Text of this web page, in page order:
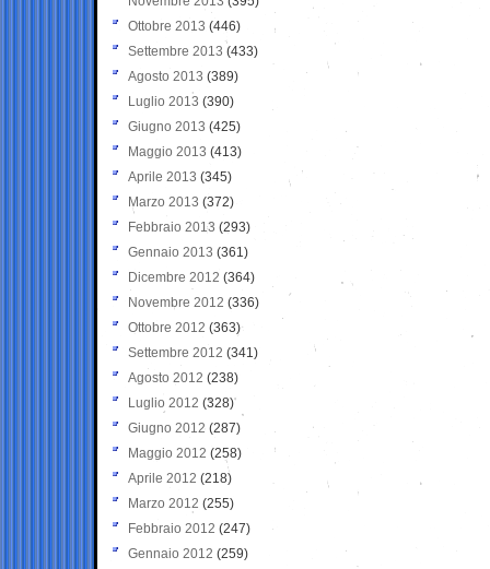
Ottobre 2013 (446)
Settembre 2013 (433)
Agosto 2013 (389)
Luglio 2013 (390)
Giugno 2013 (425)
Maggio 2013 (413)
Aprile 2013 (345)
Marzo 2013 (372)
Febbraio 2013 (293)
Gennaio 2013 (361)
Dicembre 2012 (364)
Novembre 2012 (336)
Ottobre 2012 (363)
Settembre 2012 (341)
Agosto 2012 (238)
Luglio 2012 (328)
Giugno 2012 (287)
Maggio 2012 (258)
Aprile 2012 (218)
Marzo 2012 (255)
Febbraio 2012 (247)
Gennaio 2012 (259)